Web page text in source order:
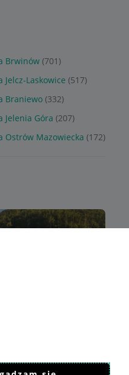
Brwinów (701)
Jelcz-Laskowice (517)
Braniewo (332)
Jelenia Góra (207)
Ostrów Mazowiecka (172)